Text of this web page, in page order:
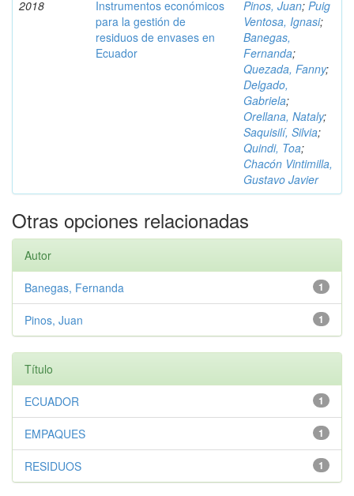
2018
Instrumentos económicos
para la gestión de
residuos de envases en
Ecuador
Pinos, Juan; Puig
Ventosa, Ignasi;
Banegas,
Fernanda;
Quezada, Fanny;
Delgado,
Gabriela;
Orellana, Nataly;
Saquisilí, Silvia;
Quindi, Toa;
Chacón Vintimilla,
Gustavo Javier
Otras opciones relacionadas
Autor
1
Banegas, Fernanda
1
Pinos, Juan
Título
1
ECUADOR
1
EMPAQUES
1
RESIDUOS